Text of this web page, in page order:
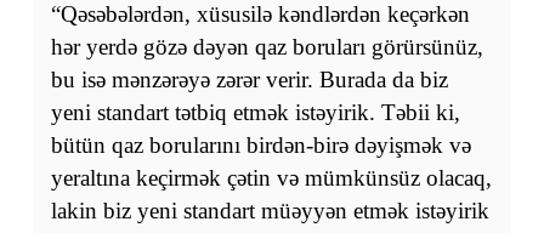
“Qəsəbələrdən, xüsusilə kəndlərdən keçərkən
hər yerdə gözə dəyən qaz boruları görürsünüz,
bu isə mənzərəyə zərər verir. Burada da biz
yeni standart tətbiq etmək istəyirik. Təbii ki,
bütün qaz borularını birdən-birə dəyişmək və
yeraltına keçirmək çətin və mümkünsüz olacaq,
lakin biz yeni standart müəyyən etmək istəyirik